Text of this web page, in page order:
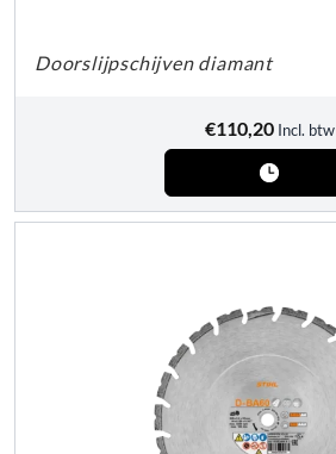
Doorslijpschijven diamant
€110,20 Incl. btw